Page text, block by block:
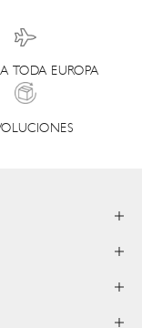
TODA EUROPA